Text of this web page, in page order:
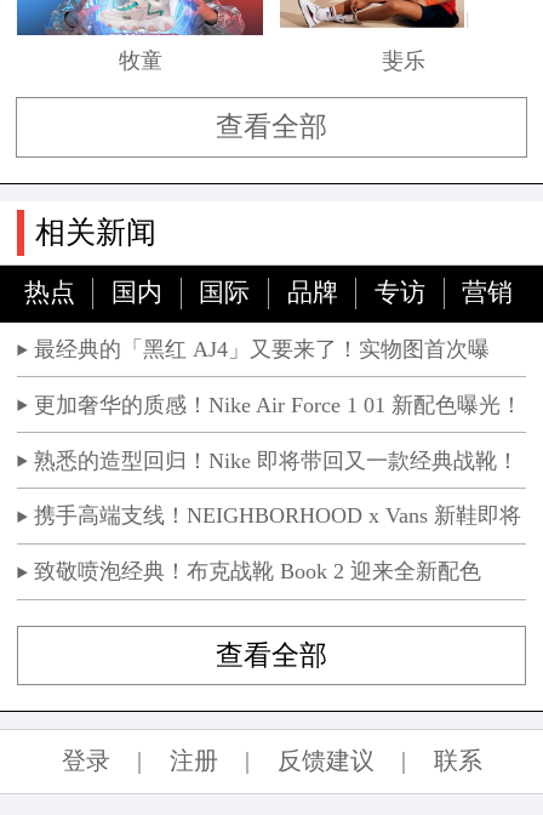
牧童 斐乐
查看全部
相关新闻
热点 国内 国际 品牌 专访 营销
最经典的「黑红 AJ4」又要来了！实物图首次曝
光！
更加奢华的质感！Nike Air Force 1 01 新配色曝光！
熟悉的造型回归！Nike 即将带回又一款经典战靴！
携手高端支线！NEIGHBORHOOD x Vans 新鞋即将
发售
致敬喷泡经典！布克战靴 Book 2 迎来全新配色
查看全部
登录 注册 反馈建议 联系